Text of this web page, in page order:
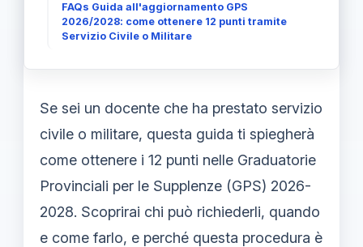
FAQs Guida all'aggiornamento GPS
2026/2028: come ottenere 12 punti tramite
Servizio Civile o Militare
Se sei un docente che ha prestato servizio
civile o militare, questa guida ti spiegherà
come ottenere i 12 punti nelle Graduatorie
Provinciali per le Supplenze (GPS) 2026-
2028. Scoprirai chi può richiederli, quando
e come farlo, e perché questa procedura è